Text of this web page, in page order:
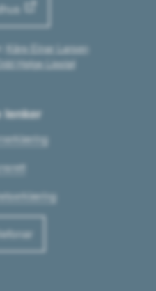
Kåre Einar Larsen
Helge Liestøl
lenker